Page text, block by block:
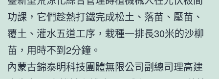
功課，它們趁熱打鐵完成松土、落苗、壓苗、
覆土、灌水五道工序，栽種一排長30米的沙柳
苗，用時不到2分鐘。
內蒙古錦泰明科技團體無限公司副總司理高建